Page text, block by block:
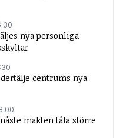
nya personliga
centrums nya
makten tåla större